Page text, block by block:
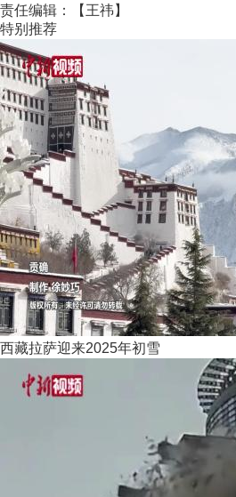
责任编辑：【王祎】
特别推荐
西藏拉萨迎来2025年初雪